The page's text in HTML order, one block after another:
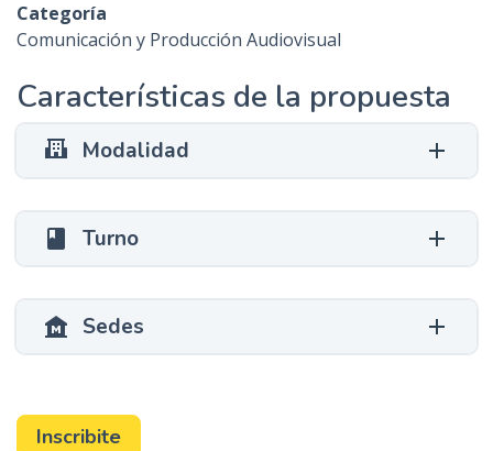
Categoría
Comunicación y Producción Audiovisual
Características de la propuesta
Modalidad
class Turno
museum Sedes
Inscribite